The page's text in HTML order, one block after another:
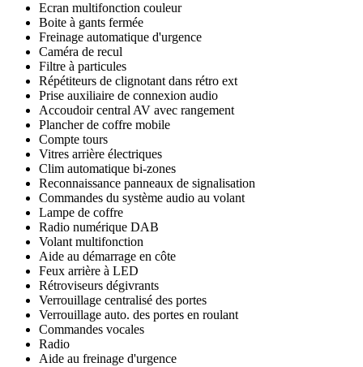
Ecran multifonction couleur
Boite à gants fermée
Freinage automatique d'urgence
Caméra de recul
Filtre à particules
Répétiteurs de clignotant dans rétro ext
Prise auxiliaire de connexion audio
Accoudoir central AV avec rangement
Plancher de coffre mobile
Compte tours
Vitres arrière électriques
Clim automatique bi-zones
Reconnaissance panneaux de signalisation
Commandes du système audio au volant
Lampe de coffre
Radio numérique DAB
Volant multifonction
Aide au démarrage en côte
Feux arrière à LED
Rétroviseurs dégivrants
Verrouillage centralisé des portes
Verrouillage auto. des portes en roulant
Commandes vocales
Radio
Aide au freinage d'urgence